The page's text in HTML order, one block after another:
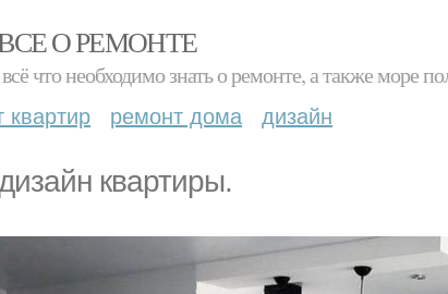
О РЕМОНТЕ
что необходимо знать о ремонте, а также море
квартир ремонт дома дизайн
квартиры.